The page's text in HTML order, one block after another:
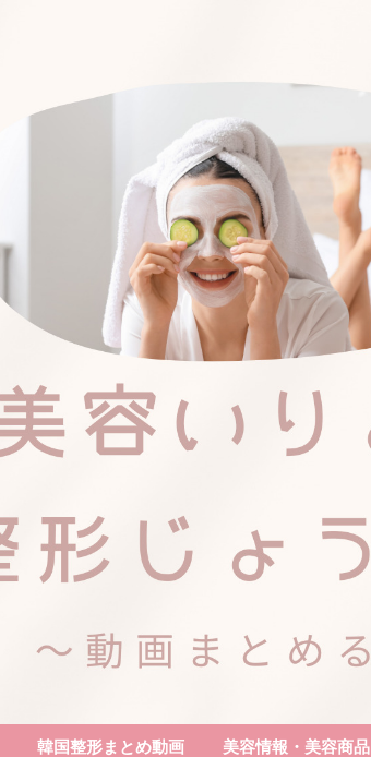
韓国整形まとめ動画 美容情報・美容商品